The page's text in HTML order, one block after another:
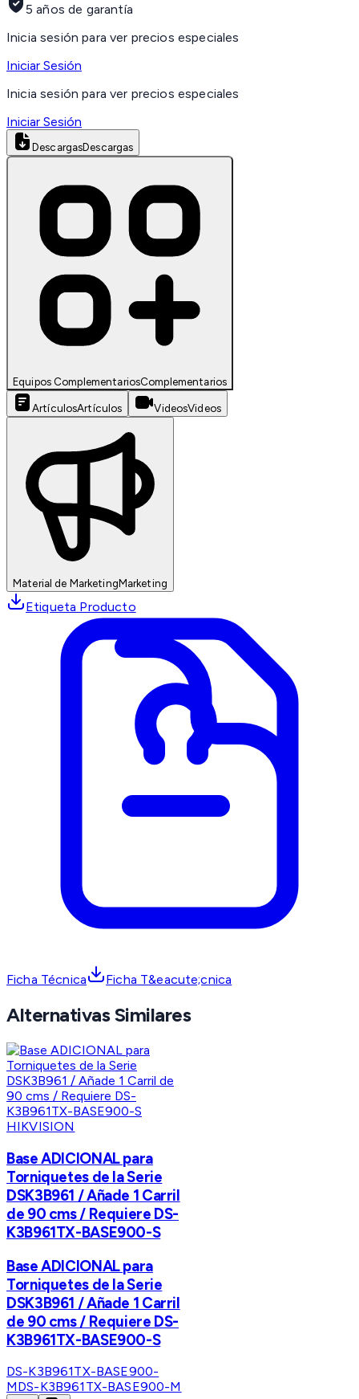
5 años de garantía
Inicia sesión para ver precios especiales
Iniciar Sesión
Inicia sesión para ver precios especiales
Iniciar Sesión
DescargasDescargas
Equipos ComplementariosComplementarios
ArtículosArtículos VideosVideos
Material de MarketingMarketing
Etiqueta Producto
Ficha Técnica Ficha T&eacute;cnica
Alternativas Similares
HIKVISION
Base ADICIONAL para
Torniquetes de la Serie
DSK3B961 / Añade 1 Carril
de 90 cms / Requiere DS-
K3B961TX-BASE900-S
Base ADICIONAL para
Torniquetes de la Serie
DSK3B961 / Añade 1 Carril
de 90 cms / Requiere DS-
K3B961TX-BASE900-S
DS-K3B961TX-BASE900-
MDS-K3B961TX-BASE900-M